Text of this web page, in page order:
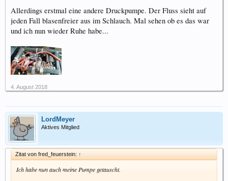
Allerdings erstmal eine andere Druckpumpe. Der Fluss sieht auf
jeden Fall blasenfreier aus im Schlauch. Mal sehen ob es das war
und ich nun wieder Ruhe habe...
4. August 2018
LordMeyer
Aktives Mitglied
Zitat von fred_feuerstein: ↑
Ich habe nun auch meine Pumpe getauscht.